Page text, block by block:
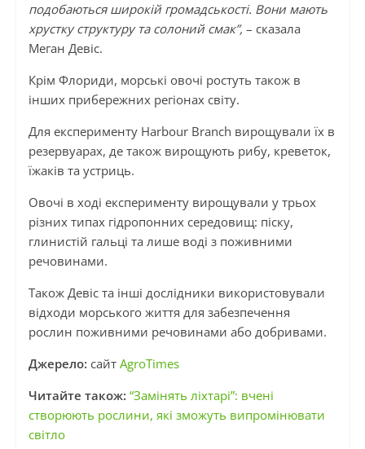
подобаються широкій громадськості. Вони мають
хрустку структуру та солоний смак”, – сказала
Меган Девіс.
Крім Флориди, морські овочі ростуть також в
інших прибережних регіонах світу.
Для експерименту Harbour Branch вирощували їх в
резервуарах, де також вирощують рибу, креветок,
їжаків та устриць.
Овочі в ході експерименту вирощували у трьох
різних типах гідропонних середовищ: піску,
глинистій гальці та лише воді з поживними
речовинами.
Також Девіс та інші дослідники використовували
відходи морського життя для забезпечення
рослин поживними речовинами або добривами.
Джерело: сайт AgroTimes
Читайте також: “Замінять ліхтарі”: вчені
створюють рослини, які зможуть випромінювати
світло